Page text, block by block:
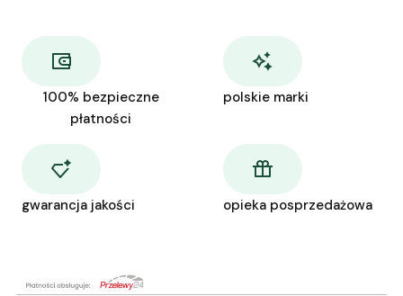
100% bezpieczne
płatności
polskie marki
gwarancja jakości opieka posprzedażowa